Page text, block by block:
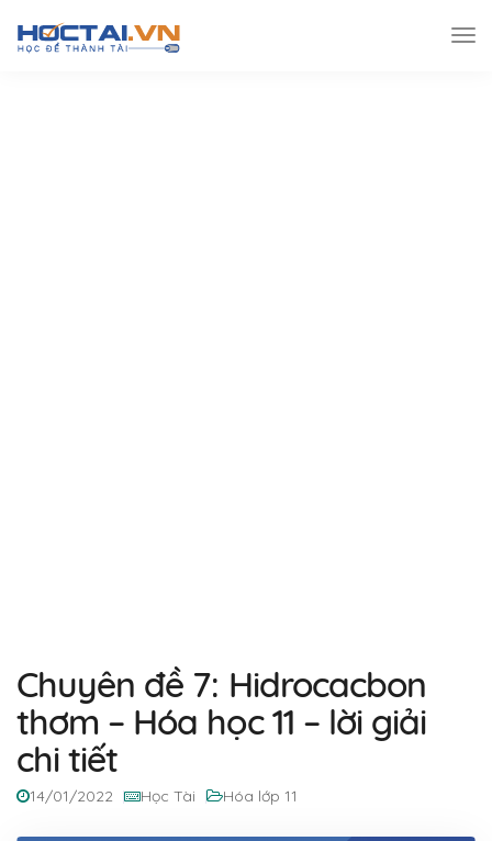
Chuyên đề 7: Hidrocacbon
thơm – Hóa học 11 – lời giải
chi tiết
14/01/2022 Học Tài Hóa lớp 11